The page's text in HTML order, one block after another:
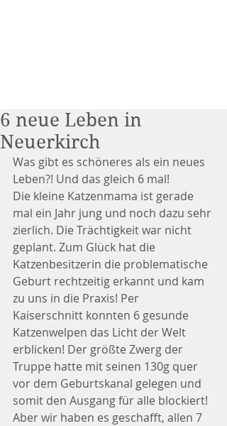
6 neue Leben in
Neuerkirch
Was gibt es schöneres als ein neues
Leben?! Und das gleich 6 mal!
Die kleine Katzenmama ist gerade
mal ein Jahr jung und noch dazu sehr
zierlich. Die Trächtigkeit war nicht
geplant. Zum Glück hat die
Katzenbesitzerin die problematische
Geburt rechtzeitig erkannt und kam
zu uns in die Praxis! Per
Kaiserschnitt konnten 6 gesunde
Katzenwelpen das Licht der Welt
erblicken! Der größte Zwerg der
Truppe hatte mit seinen 130g quer
vor dem Geburtskanal gelegen und
somit den Ausgang für alle blockiert!
Aber wir haben es geschafft, allen 7